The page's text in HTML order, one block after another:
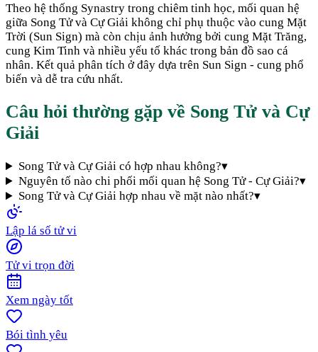
Theo hệ thống Synastry trong chiêm tinh học, mối quan hệ
giữa Song Tửvà Cự Giải không chỉ phụ thuộc vào cung Mặt
Trời (Sun Sign) mà còn chịu ảnh hưởng bởi cung Mặt Trăng,
cung Kim Tinh và nhiều yếu tố khác trong bản đồ sao cá
nhân. Kết quả phân tích ở đây dựa trên Sun Sign - cung phổ
biến và dễ tra cứu nhất.
Câu hỏi thường gặp về Song Tử và Cự
Giải
Song Tử và Cự Giải có hợp nhau không?▾
Nguyên tố nào chi phối mối quan hệ Song Tử - Cự Giải?▾
Song Tử và Cự Giải hợp nhau về mặt nào nhất?▾
Lập lá số tử vi
Tử vi trọn đời
Xem ngày tốt
Bói tình yêu